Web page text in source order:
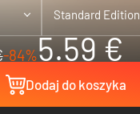
Standard Edition
-84%5.59 €
Dodaj do koszyka